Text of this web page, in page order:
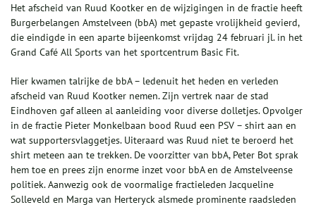
Het afscheid van Ruud Kootker en de wijzigingen in de fractie heeft
Burgerbelangen Amstelveen (bbA) met gepaste vrolijkheid gevierd,
die eindigde in een aparte bijeenkomst vrijdag 24 februari jl. in het
Grand Café All Sports van het sportcentrum Basic Fit.
Hier kwamen talrijke de bbA – ledenuit het heden en verleden
afscheid van Ruud Kootker nemen. Zijn vertrek naar de stad
Eindhoven gaf alleen al aanleiding voor diverse dolletjes. Opvolger
in de fractie Pieter Monkelbaan bood Ruud een PSV – shirt aan en
wat supportersvlaggetjes. Uiteraard was Ruud niet te beroerd het
shirt meteen aan te trekken. De voorzitter van bbA, Peter Bot sprak
hem toe en prees zijn enorme inzet voor bbA en de Amstelveense
politiek. Aanwezig ook de voormalige fractieleden Jacqueline
Solleveld en Marga van Herteryck alsmede prominente raadsleden